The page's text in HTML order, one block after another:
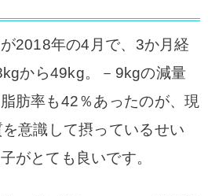
2018年の4月で、3か月経
から49kg。
－9kgの減量
肪率も42％あったのが、現
意識して摂っているせい
がとても良いです。